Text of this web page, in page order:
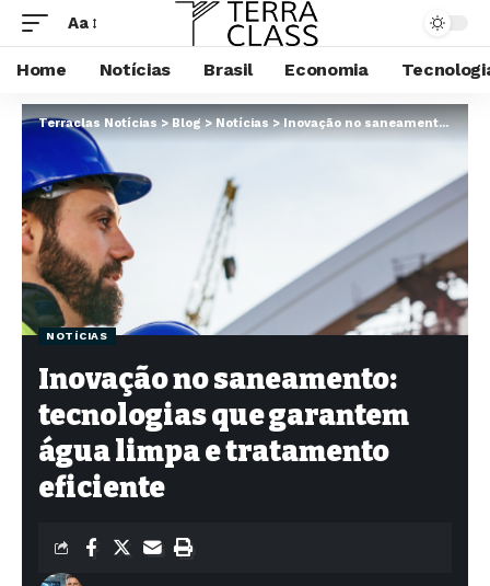
Aa
Home Notícias Brasil Economia
Terraclas Notícias>Blog>Notícias>Inovação no saneamento: tecnologias que garantem água limpa e tratamento eficiente
NOTÍCIAS
Inovação no saneamento:
tecnologias que garantem
água limpa e tratamento
eficiente